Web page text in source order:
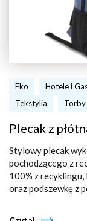
Eko Hotele i
Tekstylia
Torby
Plecak z
Stylowy plecak
pochodzącego z
100% z recyklingu,
oraz podszewkę z